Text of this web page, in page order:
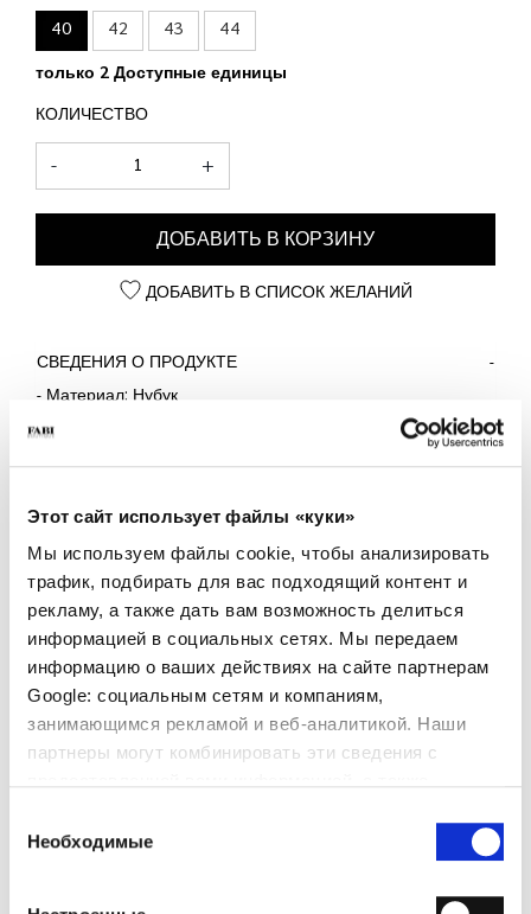
Этот сайт использует файлы «куки»
Мы используем файлы cookie, чтобы анализировать
трафик, подбирать для вас подходящий контент и
рекламу, а также дать вам возможность делиться
информацией в социальных сетях. Мы передаем
информацию о ваших действиях на сайте партнерам
Google: социальным сетям и компаниям,
занимающимся рекламой и веб-аналитикой. Наши
партнеры могут комбинировать эти сведения с
вами их сервисов.
согласия
Необходимые
40 42 43
44
только 2 Доступные единицы
КОЛИЧЕСТВО
+
-
ДОБАВИТЬ В КОРЗИНУ
ДОБАВИТЬ В СПИСОК ЖЕЛАНИЙ
СВЕДЕНИЯ О ПРОДУКТЕ
- Материал: Нубук
- Подошва: Резина
- Сделано в Италии
- Цвет: Тёмно-синий
ПОЧЕМУ ОН ОСОБЕННЫЙ?
ПРЕМИАЛЬНЫЕ
МАТЕРИАЛЫ
СДЕЛАНО В ИТАЛИИ ЛЕГКИЕ И УДОБНЫЕ